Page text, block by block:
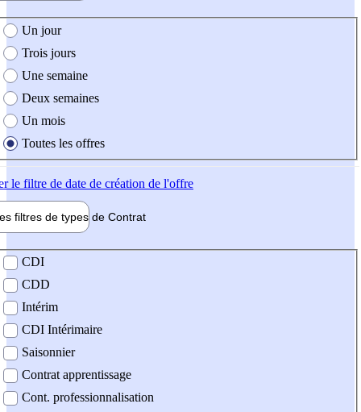
création de l'offre
Un jour
Trois jours
Une semaine
Deux semaines
Un mois
Toutes les offres
le filtre de date de création de l'offre
filtres de types de Contrat
contrat
CDI
CDD
Intérim
CDI Intérimaire
Saisonnier
Contrat apprentissage
Cont. professionnalisation